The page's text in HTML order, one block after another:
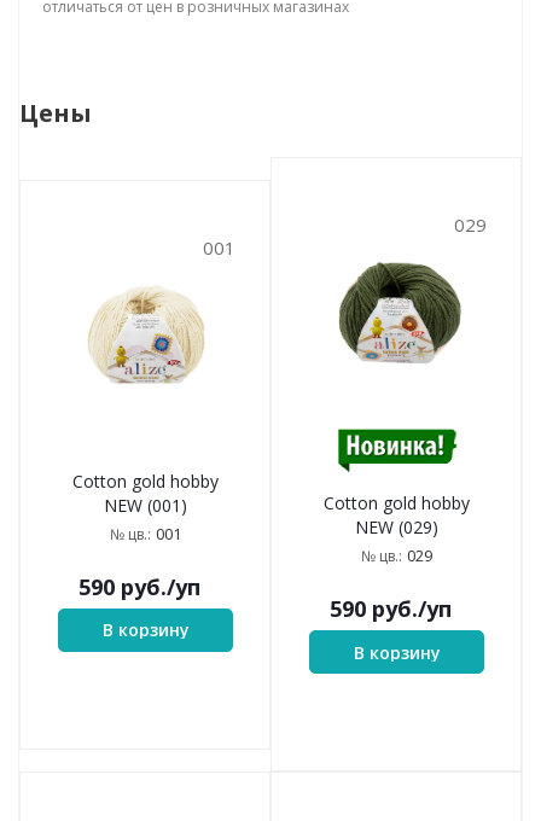
отличаться от цен в розничных магазинах
Цены
001
Cotton gold hobby
NEW (001)
№ цв.: 001
590 руб./уп
В корзину
029
Cotton gold hobby
NEW (029)
№ цв.: 029
590 руб./уп
В корзину